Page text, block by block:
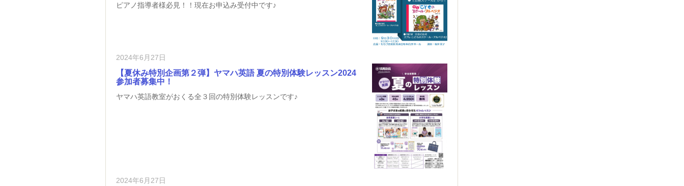
ピアノ指導者様必見！！現在お申込み受付中です♪
2024年6月27日
【夏休み特別企画第２弾】ヤマハ英語 夏の特別体験レッスン2024
参加者募集中！
ヤマハ英語教室がおくる全３回の特別体験レッスンです♪
2024年6月27日